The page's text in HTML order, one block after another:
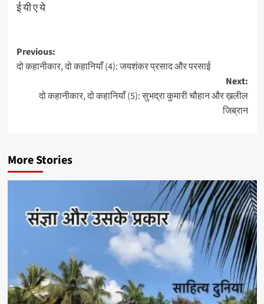
ई यी ए ये
Post
navigation
Previous:
दो कहानीकार, दो कहानियाँ (4): जयशंकर प्रसाद और परसाई
Next:
दो कहानीकार, दो कहानियाँ (5): सुभद्रा कुमारी चौहान और ख़लील
जिब्रान
More Stories